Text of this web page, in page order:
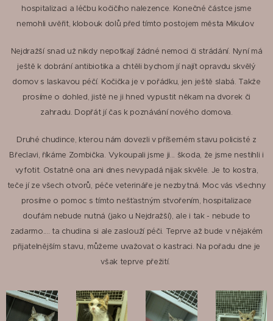
hospitalizaci a léčbu kočičího nalezence. Konečné částce jsme
nemohli uvěřit, klobouk dolů před tímto postojem města Mikulov.
Nejdražší snad už nikdy nepotkají žádné nemoci či strádání. Nyní má
ještě k dobrání antibiotika a chtěli bychom jí najít opravdu skvělý
domov s laskavou péčí. Kočička je v pořádku, jen ještě slabá. Takže
prosíme o dohled, jistě ne ji hned vypustit někam na dvorek či
zahradu. Dopřát jí čas k poznávání nového domova.
Druhé chudince, kterou nám dovezli v příšerném stavu policisté z
Břeclavi, říkáme Zombička. Vykoupali jsme ji... škoda, že jsme nestihli i
vyfotit. Ostatně ona ani dnes nevypadá nijak skvěle. Je to kostra,
teče jí ze všech otvorů, péče veterináře je nezbytná. Moc vás všechny
prosíme o pomoc s tímto nešťastným stvořením, hospitalizace
doufám nebude nutná (jako u Nejdražší), ale i tak - nebude to
zadarmo.... ta chudina si ale zaslouží péči. Teprve až bude v nějakém
přijatelnějším stavu, můžeme uvažovat o kastraci. Na pořadu dne je
však teprve přežití.